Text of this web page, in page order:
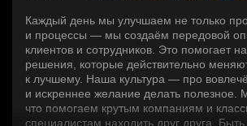
Каждый день мы улучшаем не только
и процессы — мы создаём передовой
клиентов и сотрудников. Это помогает
решения, которые действительно
к лучшему. Наша культура — про
и искреннее желание делать полезное.
что помогаем крутым компаниям и
специалистам находить друг друга. Быть